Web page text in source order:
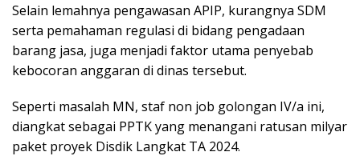
Selain lemahnya pengawasan APIP, kurangnya SDM
serta pemahaman regulasi di bidang pengadaan
barang jasa, juga menjadi faktor utama penyebab
kebocoran anggaran di dinas tersebut.
Seperti masalah MN, staf non job golongan IV/a ini,
diangkat sebagai PPTK yang menangani ratusan milyar
paket proyek Disdik Langkat TA 2024.